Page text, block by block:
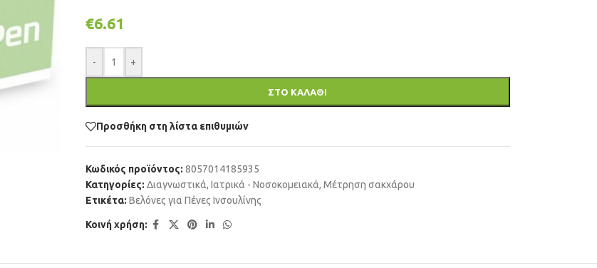
€6.61
- +
ΣΤΟ ΚΑΛΑΘΙ
Προσθήκη στη λίστα επιθυμιών
Κωδικός προϊόντος: 8057014185935
Κατηγορίες: Διαγνωστικά, Ιατρικά - Νοσοκομειακά, Μέτρηση σακχάρου
Ετικέτα: Βελόνες για Πένες Ινσουλίνης
Κοινή χρήση: